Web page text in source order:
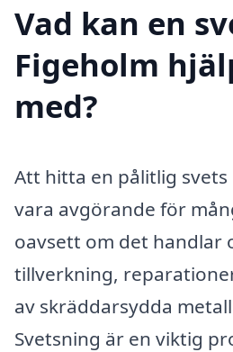
Vad kan en
Figeholm
med?
Att hitta en pålitlig svets
vara avgörande för
oavsett om det handlar
tillverkning,
av skräddarsydda
Svetsning är en viktig